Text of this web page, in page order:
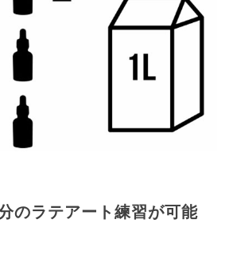
のラテアート練習が可能